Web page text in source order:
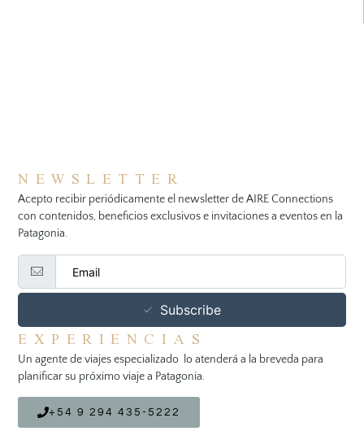
NEWSLETTER
Acepto recibir periódicamente el newsletter de AIRE Connections
con contenidos, beneficios exclusivos e invitaciones a eventos en la
Patagonia.
Subscribe
EXPERIENCIAS
Un agente de viajes especializado lo atenderá a la breveda para
planificar su próximo viaje a Patagonia.
+54 9 294 435-5222